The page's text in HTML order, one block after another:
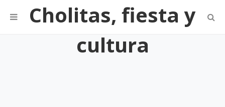
Cholitas, fiesta y
cultura